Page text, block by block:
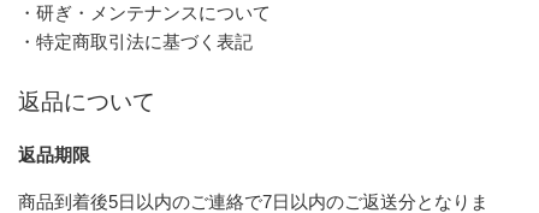
・研ぎ・メンテナンスについて
・特定商取引法に基づく表記
返品について
返品期限
商品到着後5日以内のご連絡で7日以内のご返送分となりま